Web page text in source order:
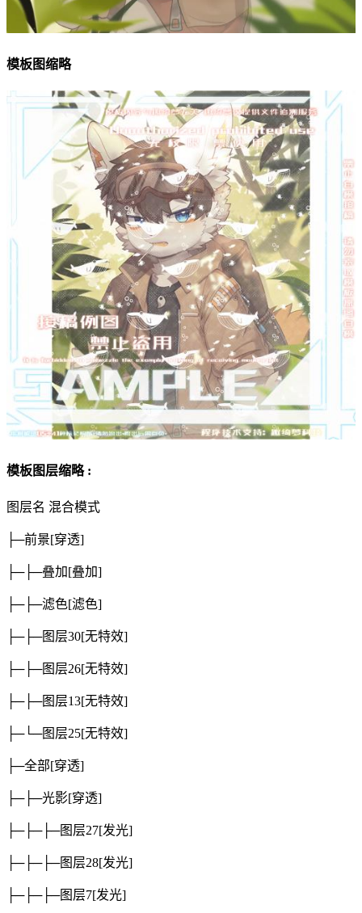
模板图缩略
模板图层缩略 :
图层名 混合模式
├─前景[穿透]
├─├─叠加[叠加]
├─├─滤色[滤色]
├─├─图层30[无特效]
├─├─图层26[无特效]
├─├─图层13[无特效]
├─└─图层25[无特效]
├─全部[穿透]
├─├─光影[穿透]
├─├─├─图层27[发光]
├─├─├─图层28[发光]
├─├─├─图层7[发光]